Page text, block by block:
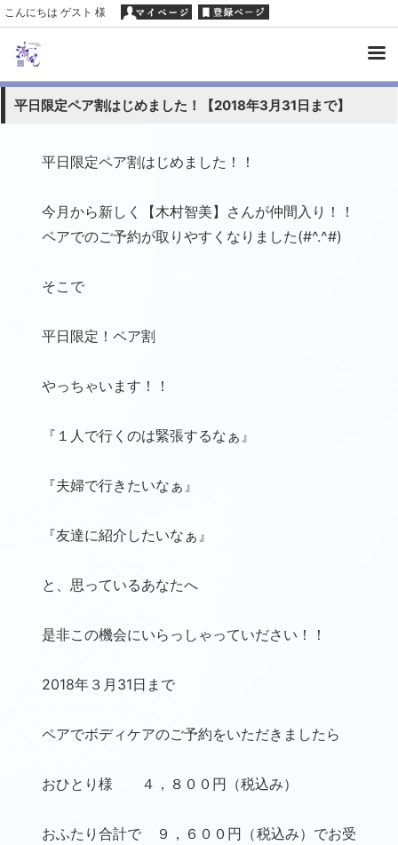
こんにちは ゲスト 様
平日限定ペア割はじめました！【2018年3月31日まで】
平日限定ペア割はじめました！！
今月から新しく【木村智美】さんが仲間入り！！
ペアでのご予約が取りやすくなりました(#^.^#)
そこで
平日限定！ペア割
やっちゃいます！！
『１人で行くのは緊張するなぁ』
『夫婦で行きたいなぁ』
『友達に紹介したいなぁ』
と、思っているあなたへ
是非この機会にいらっしゃっていださい！！
2018年３月31日まで
ペアでボディケアのご予約をいただきましたら
おひとり様 ４，８００円（税込み）
おふたり合計で ９，６００円（税込み）でお受